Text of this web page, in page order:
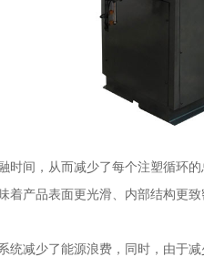
时间，从而减少了每个注塑循环
着产品表面更光滑、内部结构更
统减少了能源浪费，同时，由于